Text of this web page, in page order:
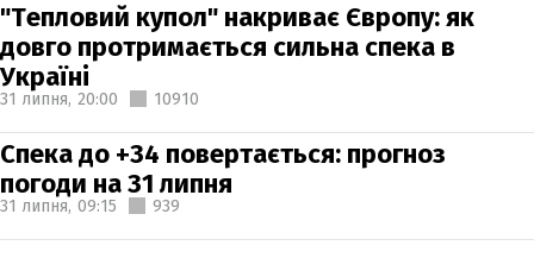
"Тепловий купол" накриває Європу: як
довго протримається сильна спека в
Україні
31 липня, 20:00 10910
Спека до +34 повертається: прогноз
погоди на 31 липня
31 липня, 09:15 939